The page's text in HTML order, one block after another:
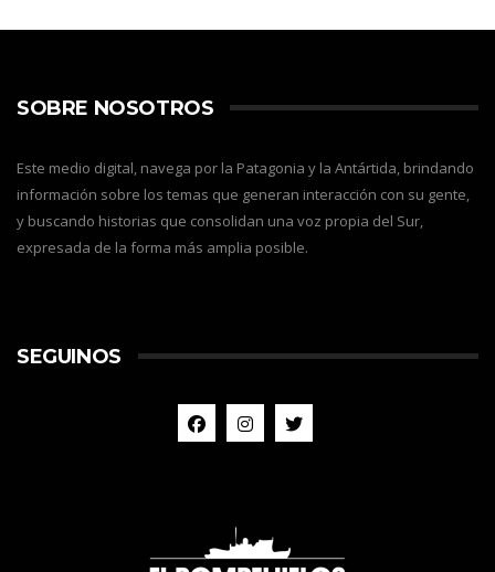
SOBRE NOSOTROS
Este medio digital, navega por la Patagonia y la Antártida, brindando
información sobre los temas que generan interacción con su gente,
y buscando historias que consolidan una voz propia del Sur,
expresada de la forma más amplia posible.
SEGUINOS